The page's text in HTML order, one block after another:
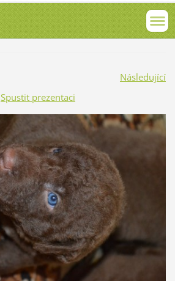
Následující
Spustit prezentaci